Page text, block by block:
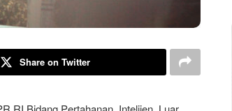
Share on Twitter